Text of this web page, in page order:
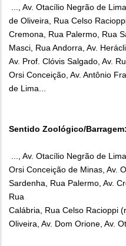
..., Av. Otacílio Negrão de
de Oliveira, Rua Celso
Cremona, Rua Palermo, Rua
Masci, Rua Andorra, Av.
Av. Prof. Clóvis Salgado, Av.
Orsi Conceição, Av. Antônio
de Lima...
Sentido Zoológico/Barragem:
..., Av. Otacílio Negrão de
Orsi Conceição de Minas, Av.
Sardenha, Rua Palermo, Av.
Rua
Calábria, Rua Celso Racioppi
Oliveira, Av. Dom Orione, Av.